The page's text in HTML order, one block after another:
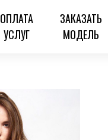
ОПЛАТА
УСЛУГ
ЗАКАЗАТЬ
МОДЕЛЬ